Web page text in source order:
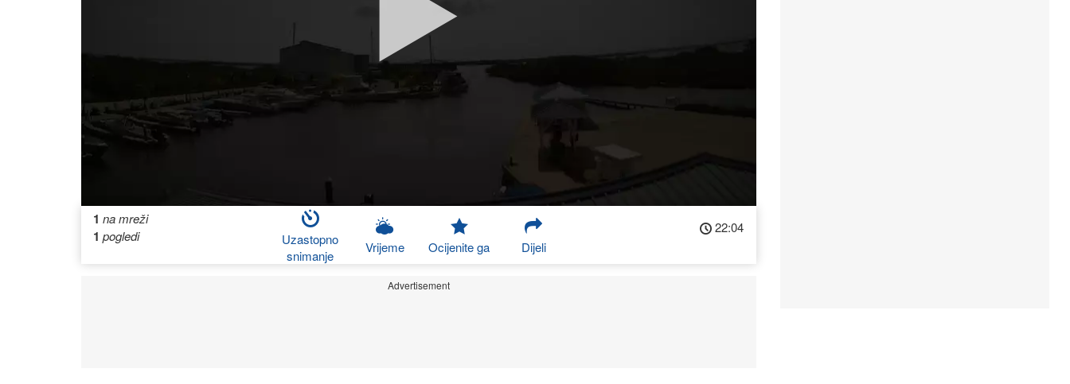
1 na mreži
1 pogledi
Uzastopno
snimanje
Vrijeme Ocijenite ga Dijeli
22:04
Advertisement